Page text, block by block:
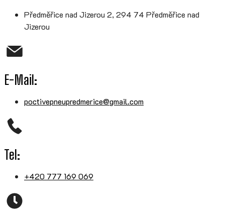
Předměřice nad Jizerou 2, 294 74 Předměřice nad
Jizerou
E-Mail:
poctivepneupredmerice@gmail.com
Tel:
+420 777 169 069